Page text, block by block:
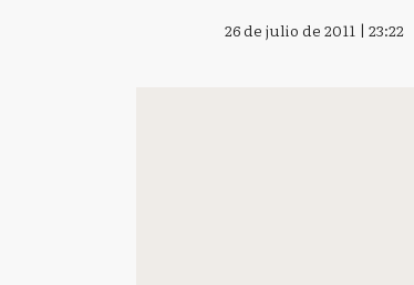
26 de julio de 2011 | 23:22